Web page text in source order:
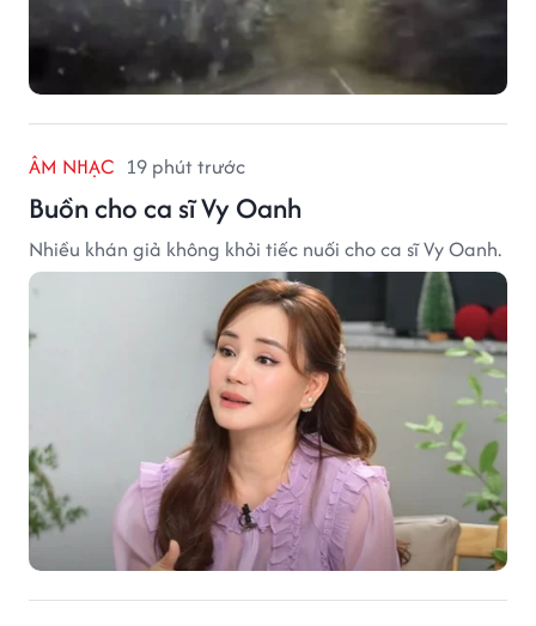
ÂM NHẠC 19 phút trước
Buồn cho ca sĩ Vy Oanh
Nhiều khán giả không khỏi tiếc nuối cho ca sĩ Vy Oanh.